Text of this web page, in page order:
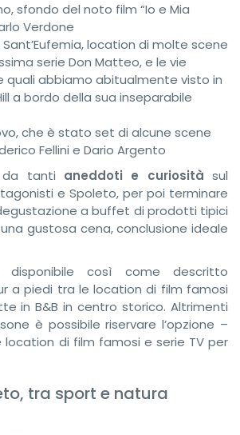
sfondo del noto film “Io e Mia
Verdone
Sant’Eufemia, location di molte scene
serie Don Matteo, e le vie
quali abbiamo abitualmente visto in
a bordo della sua inseparabile
che è stato set di alcune scene
Fellini e Dario Argento
tanti aneddoti e curiosità sul
e Spoleto, per poi terminare
a buffet di prodotti tipici
gustosa cena, conclusione ideale
così come descritto
a piedi tra le location di film famosi
in B&B in centro storico. Altrimenti
è possibile riservare l’opzione –
location di film famosi e serie TV per
tra sport e natura